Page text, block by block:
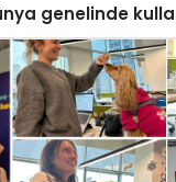
genelinde